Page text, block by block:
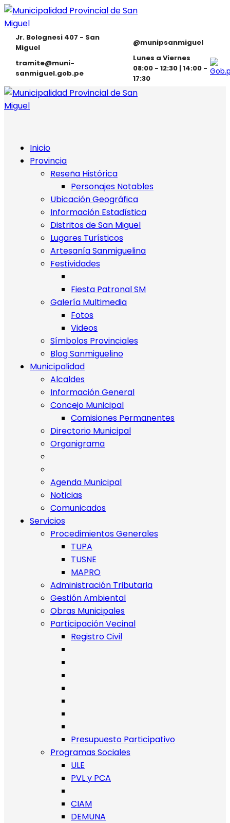
Jr. Bolognesi 407 - San
Miguel
@munipsanmiguel
tramite@muni-
sanmiguel.gob.pe
Lunes a Viernes
08:00 - 12:30 | 14:00 -
17:30
Inicio
Provincia
Reseña Histórica
Personajes Notables
Ubicación Geográfica
Información Estadística
Distritos de San Miguel
Lugares Turísticos
Artesanía Sanmiguelina
Festividades
Fiesta Patronal SM
Galería Multimedia
Fotos
Videos
Símbolos Provinciales
Blog Sanmiguelino
Municipalidad
Alcaldes
Información General
Concejo Municipal
Comisiones Permanentes
Directorio Municipal
Organigrama
Agenda Municipal
Noticias
Comunicados
Servicios
Procedimientos Generales
TUPA
TUSNE
MAPRO
Administración Tributaria
Gestión Ambiental
Obras Municipales
Participación Vecinal
Registro Civil
Presupuesto Participativo
Programas Sociales
ULE
PVL y PCA
CIAM
DEMUNA